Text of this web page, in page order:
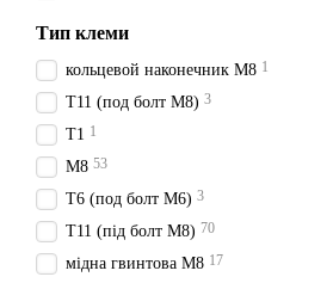
Тип клеми
кольцевой наконечник М8 1
T11 (под болт М8) 3
T1 1
М8 53
Т6 (под болт М6) 3
T11 (під болт М8) 70
мідна гвинтова М8 17